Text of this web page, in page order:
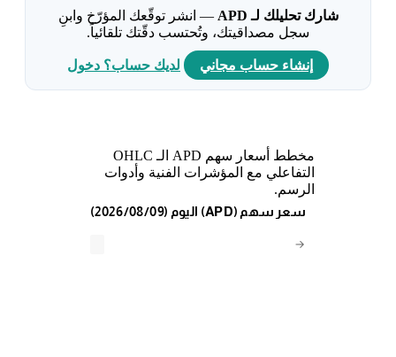
شارك تحليلك لـ APD
— انشر توقّعك المؤرّخ وابنِ
سجل مصداقيتك، وتُحتسب دقّتك تلقائياً.
إنشاء حساب مجاني لديك حساب؟ دخول
مخطط أسعار سهم APD الـ OHLC
التفاعلي مع المؤشرات الفنية وأدوات
الرسم.
→
(2026/08/09) اليوم (APD) سعر سهم